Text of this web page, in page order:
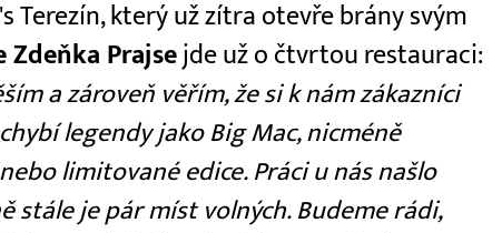
Terezín, který už zítra otevře brány svým
Zdeňka Prajse jde už o čtvrtou restauraci:
a zároveň věřím, že si k nám zákazníci
legendy jako Big Mac, nicméně
limitované edice. Práci u nás našlo
stále je pár míst volných. Budeme rádi,